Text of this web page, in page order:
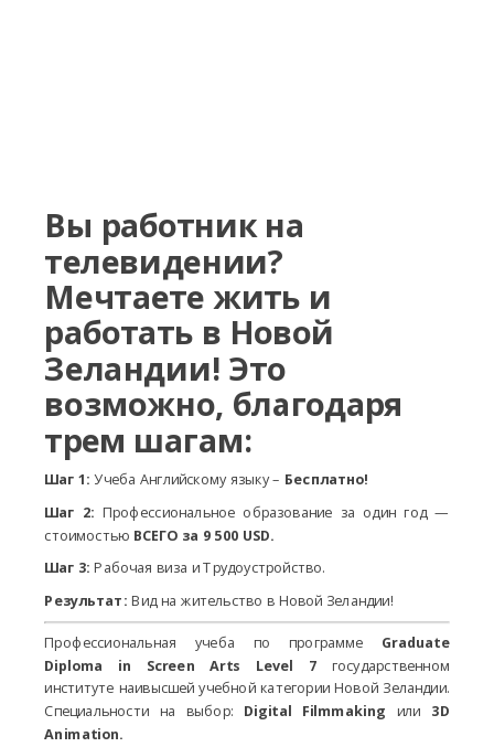
Вы работник на
телевидении?
Мечтаете жить и
работать в Новой
Зеландии! Это
возможно, благодаря
трем шагам:
Шаг 1: Учеба Английскому языку – Бесплатно!
Шаг 2: Профессиональное образование за один год —
стоимостью ВСЕГО за 9 500 USD.
Шаг 3: Рабочая виза и Трудоустройство.
Результат: Вид на жительство в Новой Зеландии!
Профессиональная учеба по программе Graduate
Diploma in Screen Arts Level 7 государственном
институте наивысшей учебной категории Новой Зеландии.
Специальности на выбор: Digital Filmmaking или 3D
Animation.